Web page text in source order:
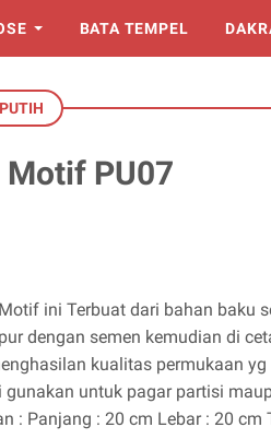
BATA TEMPEL
PU07
ini Terbuat dari bahan baku
dengan semen kemudian di
kualitas permukaan
gunakan untuk pagar partisi
: Panjang : 20 cm Lebar : 20 cm